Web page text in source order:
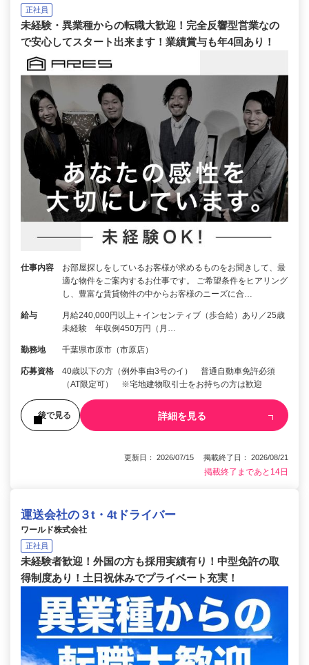
正社員
未経験・異業種からの転職大歓迎！完全反響型営業なの
で安心してスタート出来ます！業績賞与も年4回あり！
仕事内容
お部屋探しをしているお客様が求めるものをお聞きして、最
適な物件をご案内するお仕事です。 ご希望条件をヒアリング
し、豊富な賃貸物件の中からお客様のニーズに合…
給与
月給240,000円以上＋インセンティブ（歩合給）あり／25歳
未経験 年収例450万円（月…
勤務地 千葉県市原市（市原店）
応募資格
40歳以下の方（例外事由3号のイ） 普通自動車免許必須
（AT限定可） ※宅地建物取引士をお持ちの方は歓迎
後で見る 詳細を見る
更新日： 2026/07/15 掲載終了日： 2026/08/21
掲載終了まであと14日
運送会社の３t・4tドライバー
ワールド株式会社
正社員
未経験者歓迎！外国の方も採用実績有り！中型免許の取
得制度あり！土日祝休みでプライベート充実！